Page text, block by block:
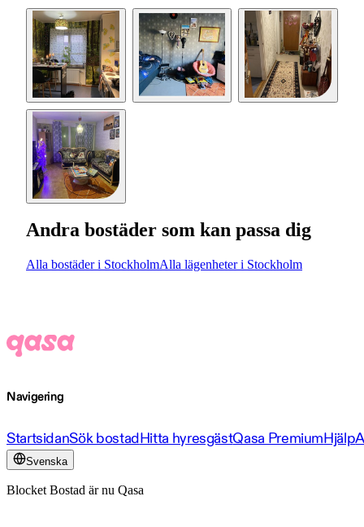
Andra bostäder som kan passa dig
Alla bostäder i StockholmAlla lägenheter i Stockholm
Navigering
StartsidanSök bostadHitta hyresgästQasa PremiumHjälp
Svenska
Blocket Bostad är nu Qasa